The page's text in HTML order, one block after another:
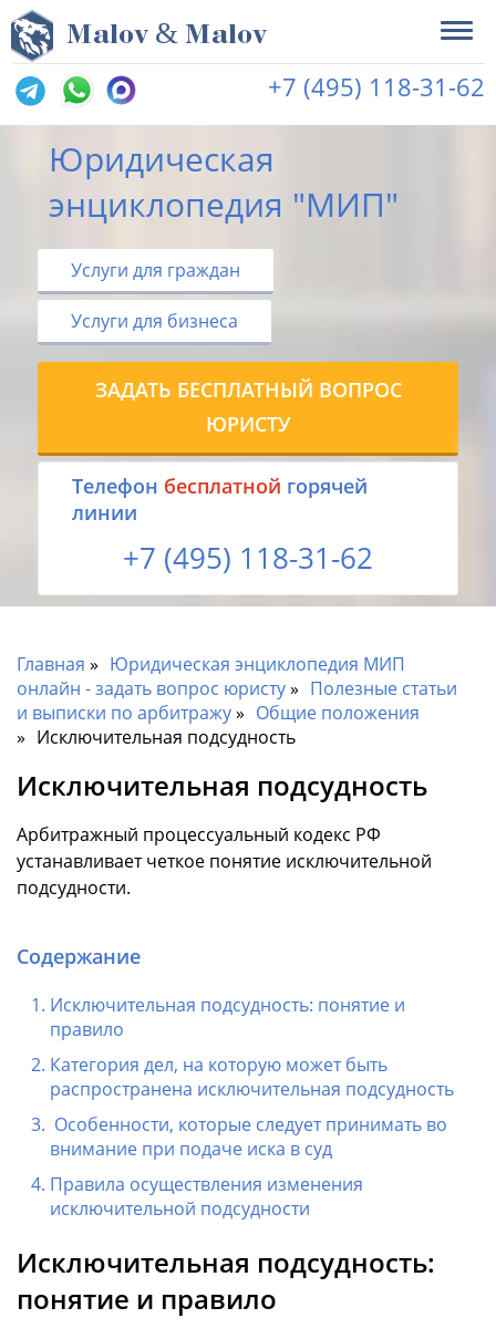
Malov & Malov
+7 (495) 118-31-62
Юридическая
энциклопедия "МИП"
Услуги для граждан
Услуги для бизнеса
ЗАДАТЬ БЕСПЛАТНЫЙ ВОПРОС
ЮРИСТУ
Tелефон бесплатной горячей
линии
+7 (495) 118-31-62
Главная
Юридическая энциклопедия МИП
онлайн - задать вопрос юристу
Полезные статьи
и выписки по арбитражу
Общие положения
Исключительная подсудность
Исключительная подсудность
Арбитражный процессуальный кодекс РФ
устанавливает четкое понятие исключительной
подсудности.
Содержание
Исключительная подсудность: понятие и
правило
Категория дел, на которую может быть
распространена исключительная подсудность
Особенности, которые следует принимать во
внимание при подаче иска в суд
Правила осуществления изменения
исключительной подсудности
Исключительная подсудность:
понятие и правило